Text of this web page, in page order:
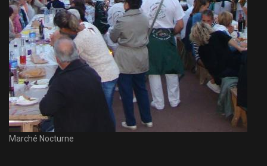
Marché Nocturne